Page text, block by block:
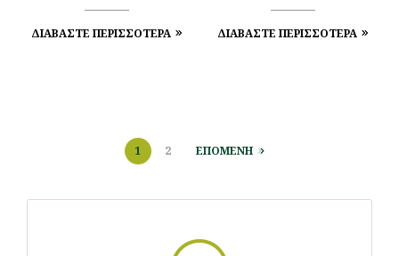
ΔΙΑΒΑΣΤΕ ΠΕΡΙΣΣΟΤΕΡΑ ΔΙΑΒΑΣΤΕ ΠΕΡΙΣΣΟΤΕΡΑ
1 2 ΕΠΟΜΕΝΗ